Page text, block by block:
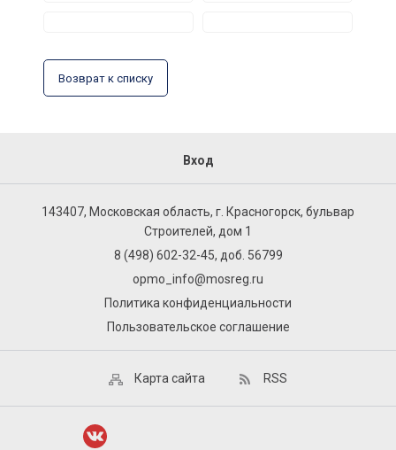
Возврат к списку
Вход
143407, Московская область, г. Красногорск, бульвар
Строителей, дом 1
8 (498) 602-32-45, доб. 56799
opmo_info@mosreg.ru
Политика конфиденциальности
Пользовательское соглашение
Карта сайта RSS